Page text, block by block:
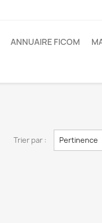
ANNUAIRE FICOM
Trier par : Pertinence